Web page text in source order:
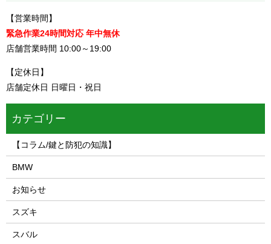
【営業時間】
緊急作業24時間対応 年中無休
店舗営業時間 10:00～19:00
【定休日】
店舗定休日 日曜日・祝日
カテゴリー
【コラム/鍵と防犯の知識】
BMW
お知らせ
スズキ
スバル